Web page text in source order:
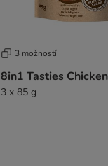
3 možností
8in1 Tasties
3 x 85 g